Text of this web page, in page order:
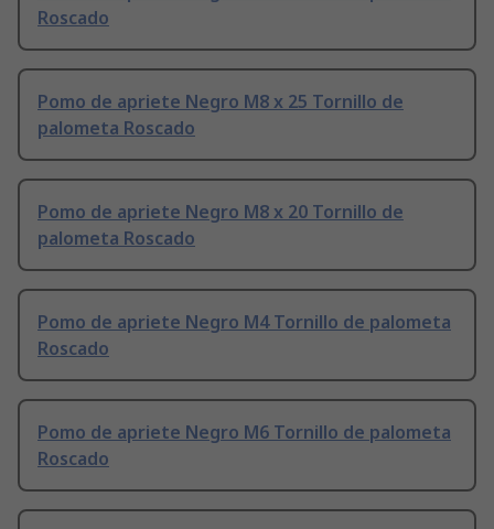
Roscado
Pomo de apriete Negro M8 x 25 Tornillo de
palometa Roscado
Pomo de apriete Negro M8 x 20 Tornillo de
palometa Roscado
Pomo de apriete Negro M4 Tornillo de palometa
Roscado
Pomo de apriete Negro M6 Tornillo de palometa
Roscado